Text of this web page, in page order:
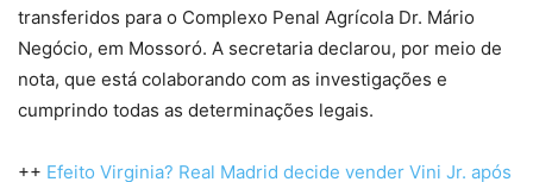
transferidos para o Complexo Penal Agrícola Dr. Mário
Negócio, em Mossoró. A secretaria declarou, por meio de
nota, que está colaborando com as investigações e
cumprindo todas as determinações legais.
++ Efeito Virginia? Real Madrid decide vender Vini Jr. após